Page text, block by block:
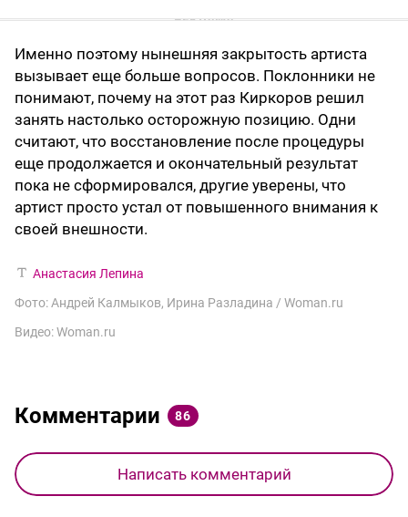
Именно поэтому нынешняя закрытость артиста
вызывает еще больше вопросов. Поклонники не
понимают, почему на этот раз Киркоров решил
занять настолько осторожную позицию. Одни
считают, что восстановление после процедуры
еще продолжается и окончательный результат
пока не сформировался, другие уверены, что
артист просто устал от повышенного внимания к
своей внешности.
Анастасия Лепина
Фото: Андрей Калмыков, Ирина Разладина / Woman.ru
Видео: Woman.ru
Комментарии 86
Написать комментарий